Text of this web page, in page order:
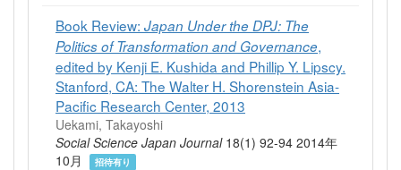
Book Review: Japan Under the DPJ: The
Politics of Transformation and Governance,
edited by Kenji E. Kushida and Phillip Y. Lipscy.
Stanford, CA: The Walter H. Shorenstein Asia-
Pacific Research Center, 2013
Uekami, Takayoshi
Social Science Japan Journal18(1) 92-94 2014年
10月
招待有り